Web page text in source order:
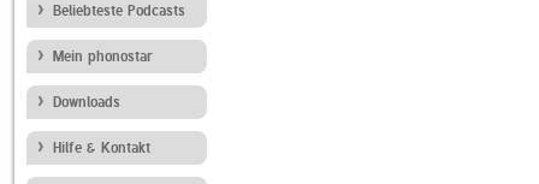
Beliebteste Podcasts
Mein phonostar
Downloads
Hilfe & Kontakt